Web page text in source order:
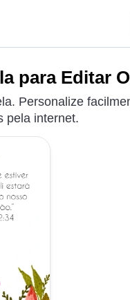
para Editar
Personalize
pela internet.